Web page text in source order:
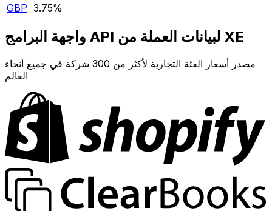
GBP 3.75‎%‎
واجهة البرامج API لبيانات العملة من XE
مصدر أسعار الفئة التجارية لأكثر من 300 شركة في جميع أنحاء
العالم